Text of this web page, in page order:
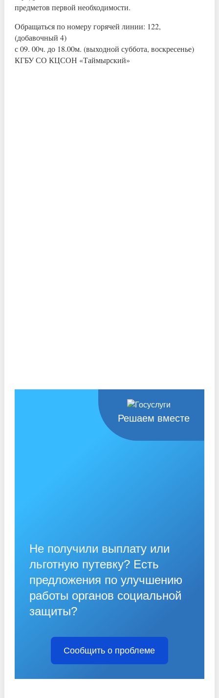
предметов первой необходимости.
Обращаться по номеру горячей линии: 122,
(добавочный 4)
с 09. 00ч. до 18.00м. (выходной суббота, воскресенье)
КГБУ СО КЦСОН «Таймырский»
Решаем вместе
Не получили выплату или
льготную путевку? Есть
предложения по улучшению
работы органов социальной
защиты?
Сообщить о проблеме